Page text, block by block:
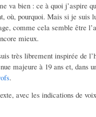
va bien : ce à quoi j’aspire
où, pourquoi. Mais si je suis
comme cela semble être
mieux.
très librement inspirée de
majeure à 19 ans et, dans
.
avec les indications de